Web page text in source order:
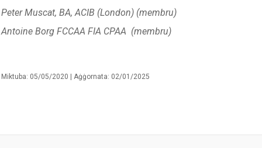
Peter Muscat, BA, ACIB (London) (membru)
Antoine Borg FCCAA FIA CPAA (membru)
Miktuba: 05/05/2020 | Aġġornata: 02/01/2025